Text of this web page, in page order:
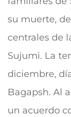
su muerte,
centrales de
Sujumi. La
diciembre,
Bagapsh. Al
un acuerdo